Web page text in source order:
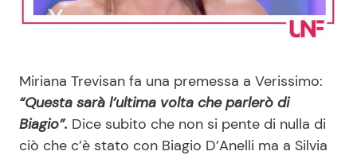
Casa
Mondo Mamma
News benessere
Consigli di Cucina
Le Ricette in TV
Primi Piatti
Miriana Trevisan fa una premessa a Verissimo:
“Questa sarà l’ultima volta che parlerò di
Biagio”. Dice subito che non si pente di nulla di
ciò che c’è stato con Biagio D’Anelli ma a Silvia